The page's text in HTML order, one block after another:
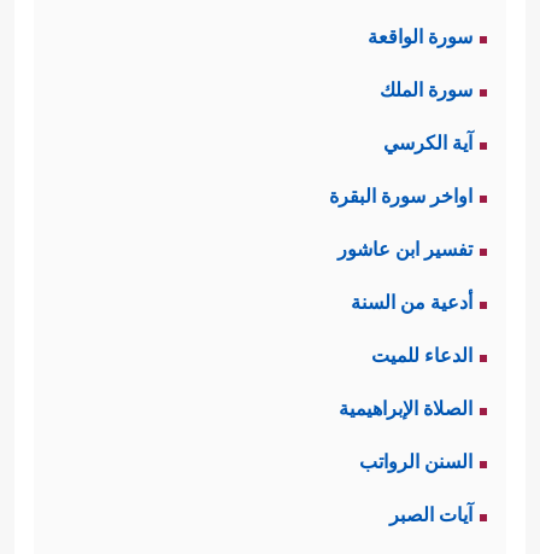
سورة الواقعة
سورة الملك
آية الكرسي
اواخر سورة البقرة
تفسير ابن عاشور
أدعية من السنة
الدعاء للميت
الصلاة الإبراهيمية
السنن الرواتب
آيات الصبر